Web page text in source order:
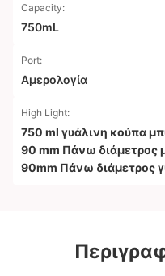
Capacity:
750mL
Port:
Αμερολογία
High Light:
750 ml γυάλινη κούπα
90 mm Πάνω διάμετρος
90mm Πάνω διάμετρος